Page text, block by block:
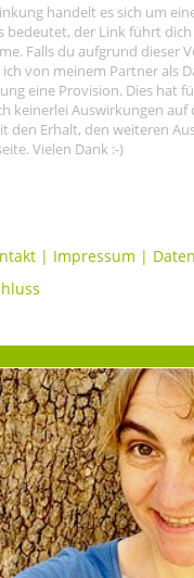
handelt es sich um
bedeutet, der Link führt
Falls du aufgrund dieser
von meinem Partner als
eine Provision. Dies hat
keinerlei Auswirkungen auf
den Erhalt, den weiteren
Vielen Dank :-)
| Impressum |